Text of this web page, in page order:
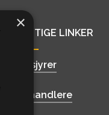
NYTTIGE LINKER
Brosjyrer
Forhandlere
×